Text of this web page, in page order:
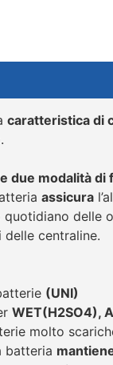
caratteristica di
due modalità
assicura
delle
centraline.
(UNI)
WET(H2SO4),
molto
batteria